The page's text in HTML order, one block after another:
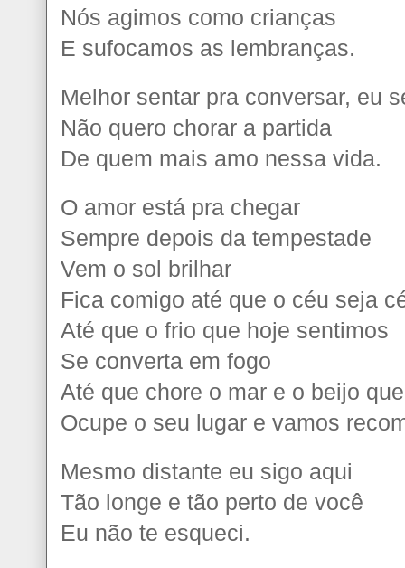
Nós agimos como crianças
E sufocamos as lembranças.
Melhor sentar pra conversar, eu
Não quero chorar a partida
De quem mais amo nessa vida.
O amor está pra chegar
Sempre depois da tempestade
Vem o sol brilhar
Fica comigo até que o céu seja
Até que o frio que hoje sentimos
Se converta em fogo
Até que chore o mar e o beijo
Ocupe o seu lugar e vamos
Mesmo distante eu sigo aqui
Tão longe e tão perto de você
Eu não te esqueci.